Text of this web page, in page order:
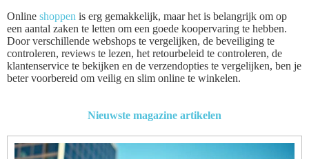
Online shoppen is erg gemakkelijk, maar het is belangrijk om op
een aantal zaken te letten om een goede koopervaring te hebben.
Door verschillende webshops te vergelijken, de beveiliging te
controleren, reviews te lezen, het retourbeleid te controleren, de
klantenservice te bekijken en de verzendopties te vergelijken, ben je
beter voorbereid om veilig en slim online te winkelen.
Nieuwste magazine artikelen